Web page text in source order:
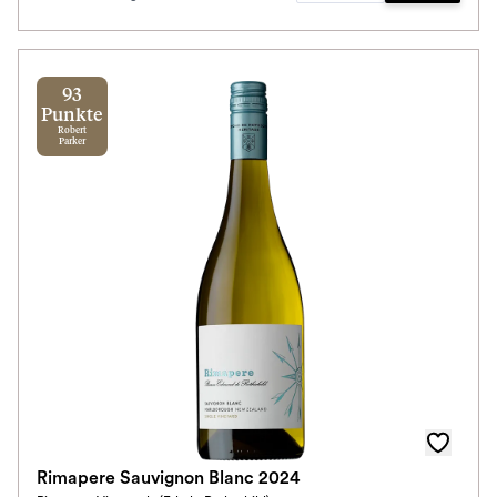
93
Punkte
Robert
Parker
Rimapere Sauvignon Blanc 2024